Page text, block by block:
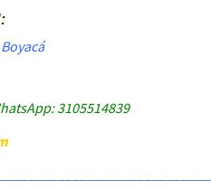
3105514839